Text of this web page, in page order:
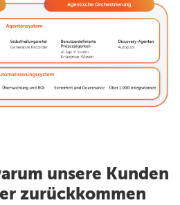
unsere Kunden
zurückkommen